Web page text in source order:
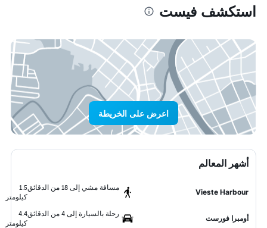
استكشف فيست
اعرض على الخريطة
أشهر المعالم
Vieste Harbour
مسافة مشي إلى 18 من الدقائق
1.5
كيلومتر
أومبرا فورست
رحلة بالسيارة إلى 4 من الدقائق
4.4
كيلومتر